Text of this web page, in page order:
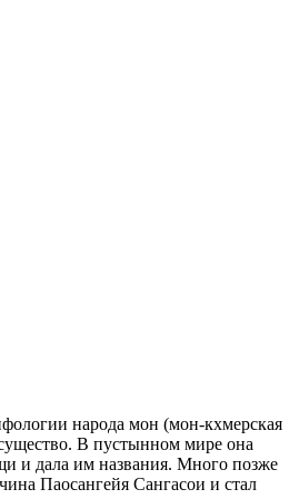
народа мон (мон-кхмерская
В пустынном мире она
и дала им названия. Много позже
Паосангейя Сангасои и стал